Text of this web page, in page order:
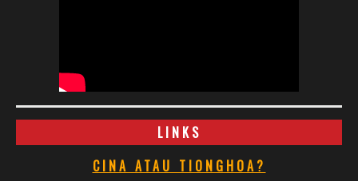
LINKS
CINA ATAU TIONGHOA?